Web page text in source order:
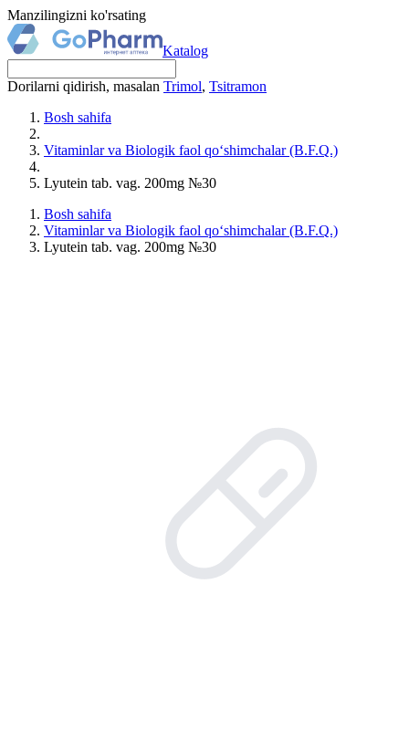
Manzilingizni ko'rsating
Katalog
Dorilarni qidirish, masalan Trimol, Tsitramon
Bosh sahifa
Vitaminlar va Biologik faol qo‘shimchalar (B.F.Q.)
Lyutein tab. vag. 200mg №30
Bosh sahifa
Vitaminlar va Biologik faol qo‘shimchalar (B.F.Q.)
Lyutein tab. vag. 200mg №30